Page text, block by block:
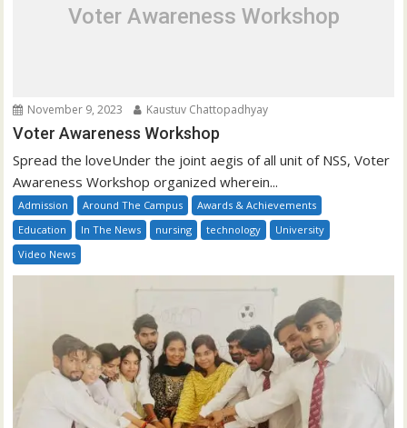
Voter Awareness Workshop
November 9, 2023 Kaustuv Chattopadhyay
Voter Awareness Workshop
Spread the loveUnder the joint aegis of all unit of NSS, Voter
Awareness Workshop organized wherein...
Admission Around The Campus
Awards & Achievements
Education
In The News nursing technology
University
Video News